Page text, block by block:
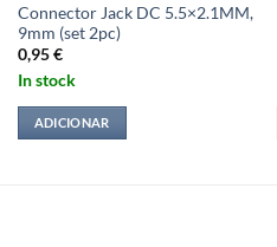
Connector Jack DC 5.5×2.1MM,
9mm (set 2pc)
0,95€
In stock
ADICIONAR